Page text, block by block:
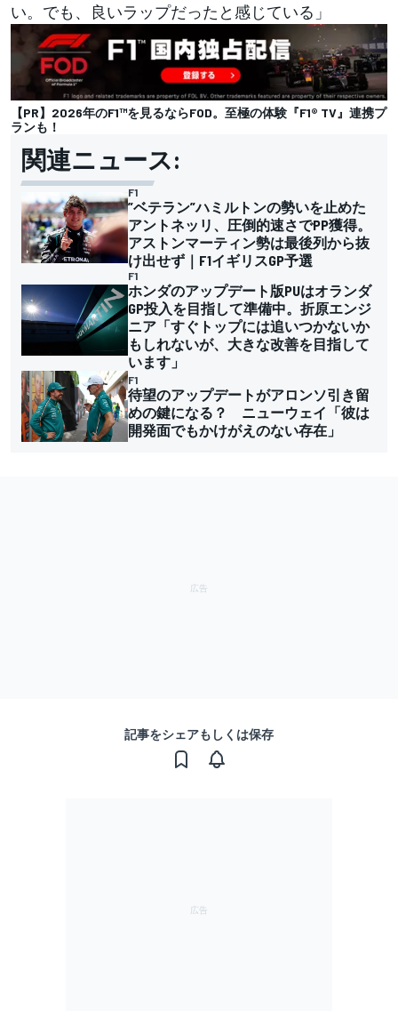
い。でも、良いラップだったと感じている」
【PR】2026年のF1™︎を見るならFOD。至極の体験『F1® TV』連携プ
ランも！
関連ニュース:
F1
”ベテラン”ハミルトンの勢いを止めた
アントネッリ、圧倒的速さでPP獲得。
アストンマーティン勢は最後列から抜
け出せず｜F1イギリスGP予選
F1
ホンダのアップデート版PUはオランダ
GP投入を目指して準備中。折原エンジ
ニア「すぐトップには追いつかないか
もしれないが、大きな改善を目指して
います」
F1
待望のアップデートがアロンソ引き留
めの鍵になる？ ニューウェイ「彼は
開発面でもかけがえのない存在」
記事をシェアもしくは保存